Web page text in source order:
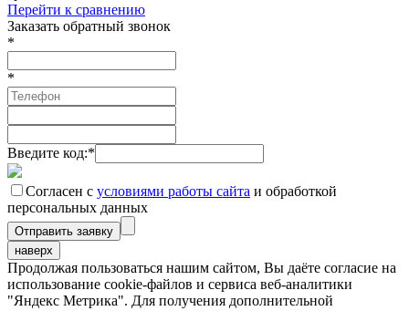
Перейти к сравнению
Заказать обратный звонок
*
*
Введите код:*
Согласен с условиями работы сайта и обработкой
персональных данных
наверх
Продолжая пользоваться нашим сайтом, Вы даёте согласие на
использование cookie-файлов и сервиса веб-аналитики
"Яндекс Метрика". Для получения дополнительной